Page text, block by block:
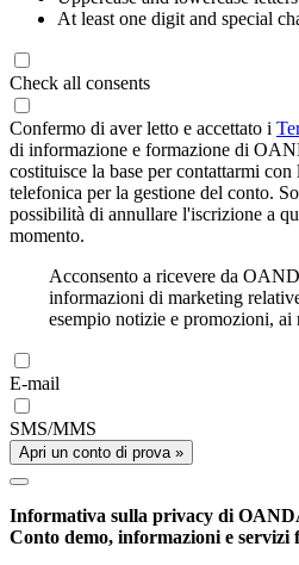
At least one digit and special
Check all consents
Confermo di aver letto e accettato i
di informazione e formazione di
costituisce la base per contattarmi
telefonica per la gestione del conto.
possibilità di annullare l'iscrizione a
momento.
Acconsento a ricevere da
informazioni di marketing
esempio notizie e promozioni,
E-mail
SMS/MMS
Apri un conto di prova »
Informativa sulla privacy di
Conto demo, informazioni e servizi